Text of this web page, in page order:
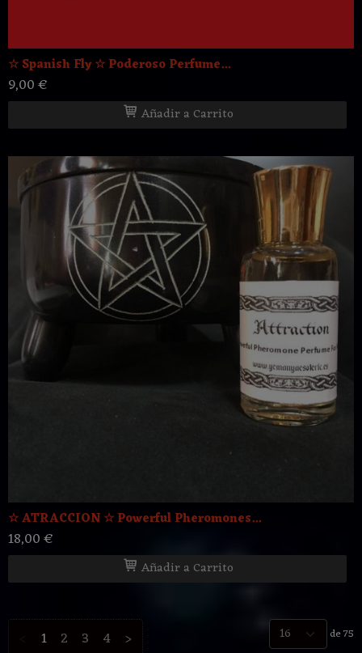
☆ Spanish Fly ☆ Poderoso Perfume...
9,00 €
Añadir a Carrito
☆ ATRACCION ☆ Powerful Pheromones...
18,00 €
Añadir a Carrito
1 2 3 4 > de 75